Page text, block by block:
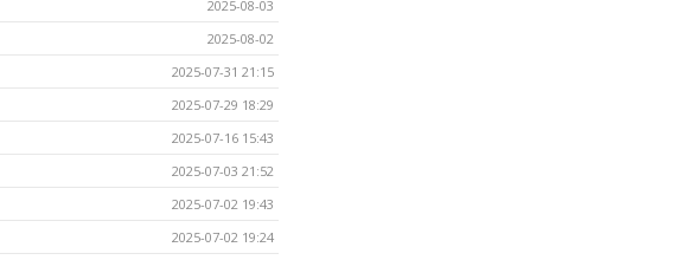
2025-08-03
2025-08-02
2025-07-31 21:15
2025-07-29 18:29
2025-07-16 15:43
2025-07-03 21:52
2025-07-02 19:43
2025-07-02 19:24